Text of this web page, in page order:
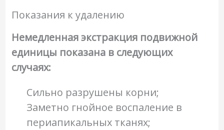
Показания к удалению
Немедленная экстракция подвижной
единицы показана в следующих
случаях:
Сильно разрушены корни;
Заметно гнойное воспаление в
периапикальных тканях;